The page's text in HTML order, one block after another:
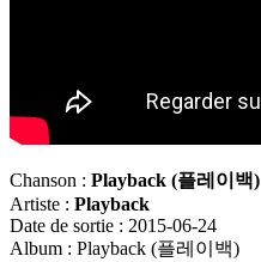
Chanson : Playback (플레이백)
Artiste : Playback
Date de sortie : 2015-06-24
Album : Playback (플레이백)